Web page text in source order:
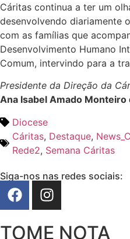
Cáritas continua a ter um
desenvolvendo diariamente
com as famílias que
Desenvolvimento Humano
Comum, intervindo para a
Presidente da Direção da
Ana Isabel Amado Monteiro
Diocese
Cáritas, Destaque,
Rede2, Semana Cáritas
Siga-nos nas redes sociais:
TOME NOTA